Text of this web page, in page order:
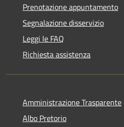
Prenotazione appuntamento
Segnalazione disservizio
Leggi le FAQ
Richiesta assistenza
Amministrazione Trasparente
Albo Pretorio